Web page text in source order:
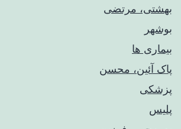
بهشتی، مرتضی
بوشهر
بیماری ها
پاک آئین، محسن
پزشکی
پلیس